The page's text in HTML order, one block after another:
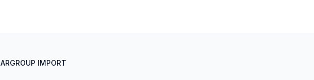
ARGROUP IMPORT